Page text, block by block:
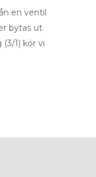
en ventil
bytas ut
1) kör vi